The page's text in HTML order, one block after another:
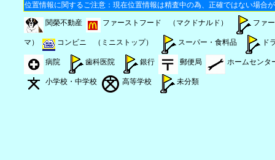
位置情報に関するご注意：現在位置情報は精査中の為、正確ではない場合
関榮不動産 ファーストフード （マクドナルド） ファ
マ） コンビニ （ミニストップ） スーパー・食料品 ド
病院 歯科医院 銀行 郵便局 ホームセン
小学校・中学校 高等学校 未分類